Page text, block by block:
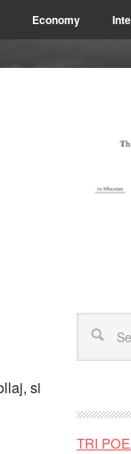
Economy
si
TRI